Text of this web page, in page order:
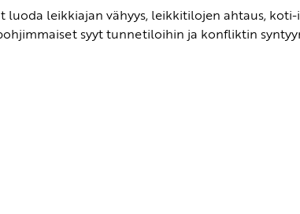
luoda leikkiajan vähyys, leikkitilojen ahtaus,
syyt tunnetiloihin ja konfliktin